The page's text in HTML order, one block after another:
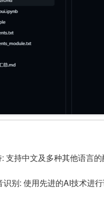
支持中文及多种其他语言
识别: 使用先进的AI技术进